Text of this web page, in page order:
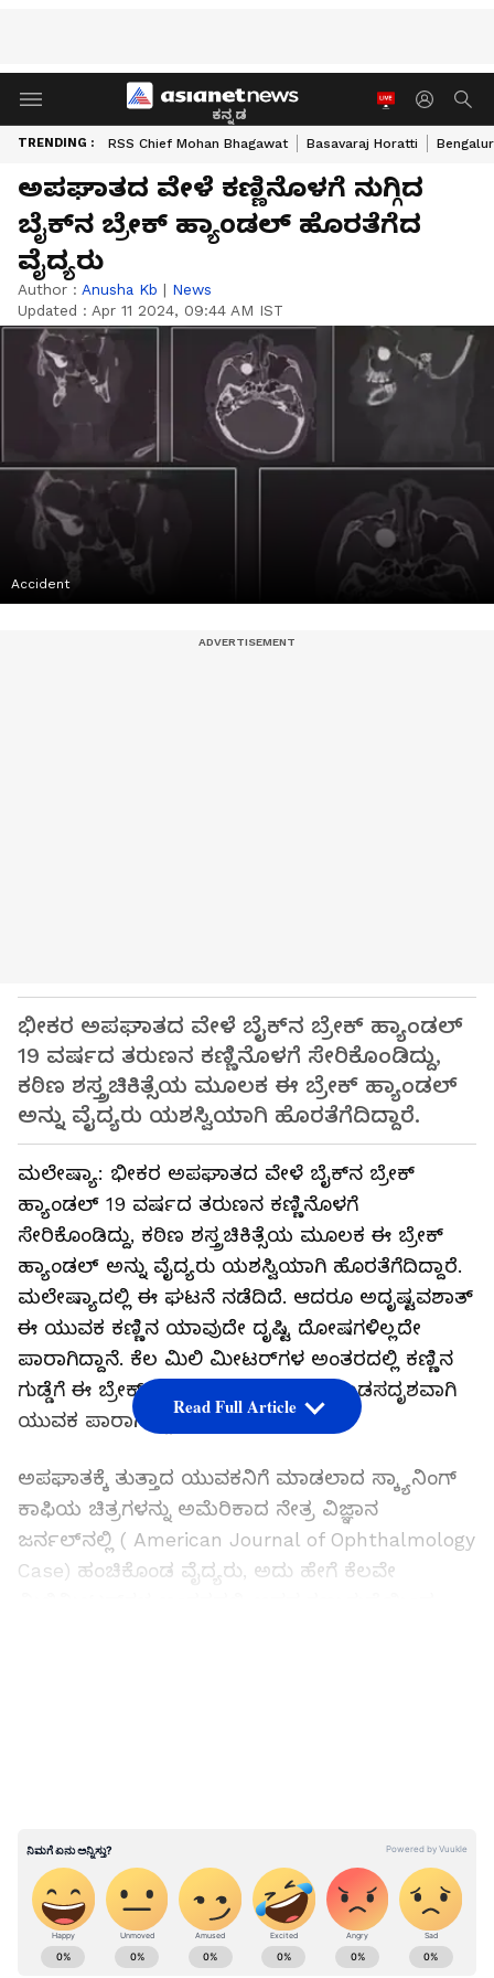
ಕನ್ನಡ
TRENDING : RSS Chief Mohan Bhagawat Basavaraj Horatti
ಅಪಘಾತದ ವೇಳೆ ಕಣ್ಣಿನೊಳಗೆ ನುಗ್ಗಿದ
ಬೈಕ್‌ನ ಬ್ರೇಕ್ ಹ್ಯಾಂಡಲ್ ಹೊರತೆಗೆದ
ವೈದ್ಯರು
Author : Anusha Kb | News
Updated : Apr 11 2024, 09:44 AM IST
Accident
ಭೀಕರ ಅಪಘಾತದ ವೇಳೆ ಬೈಕ್‌ನ ಬ್ರೇಕ್ ಹ್ಯಾಂಡಲ್‌
19 ವರ್ಷದ ತರುಣನ ಕಣ್ಣಿನೊಳಗೆ ಸೇರಿಕೊಂಡಿದ್ದು,
ಕಠಿಣ ಶಸ್ತ್ರಚಿಕಿತ್ಸೆಯ ಮೂಲಕ ಈ ಬ್ರೇಕ್ ಹ್ಯಾಂಡಲ್‌
ಅನ್ನು ವೈದ್ಯರು ಯಶಸ್ವಿಯಾಗಿ ಹೊರತೆಗೆದಿದ್ದಾರೆ.
ಮಲೇಷ್ಯಾ: ಭೀಕರ ಅಪಘಾತದ ವೇಳೆ ಬೈಕ್‌ನ ಬ್ರೇಕ್
ಹ್ಯಾಂಡಲ್‌ 19 ವರ್ಷದ ತರುಣನ ಕಣ್ಣಿನೊಳಗೆ
ಸೇರಿಕೊಂಡಿದ್ದು, ಕಠಿಣ ಶಸ್ತ್ರಚಿಕಿತ್ಸೆಯ ಮೂಲಕ ಈ ಬ್ರೇಕ್
ಹ್ಯಾಂಡಲ್‌ ಅನ್ನು ವೈದ್ಯರು ಯಶಸ್ವಿಯಾಗಿ ಹೊರತೆಗೆದಿದ್ದಾರೆ.
ಮಲೇಷ್ಯಾದಲ್ಲಿ ಈ ಘಟನೆ ನಡೆದಿದೆ. ಆದರೂ ಅದೃಷ್ಟವಶಾತ್
ಈ ಯುವಕ ಕಣ್ಣಿನ ಯಾವುದೇ ದೃಷ್ಟಿ ದೋಷಗಳಿಲ್ಲದೇ
ಪಾರಾಗಿದ್ದಾನೆ. ಕೆಲ ಮಿಲಿ ಮೀಟರ್‌ಗಳ ಅಂತರದಲ್ಲಿ ಕಣ್ಣಿನ
ಗುಡ್ಡೆಗೆ ಈ ಬ್ರೇಕ್ ಹ್ಯಾಂಡಲ್ ತಗುಲದೇ ಪವಾಡಸದೃಶವಾಗಿ
ಯುವಕ ಪಾರಾಗಿದ್ದಾನೆ.
ಅಪಘಾತಕ್ಕೆ ತುತ್ತಾದ ಯುವಕನಿಗೆ ಮಾಡಲಾದ ಸ್ಕ್ಯಾನಿಂಗ್
ಕಾಫಿಯ ಚಿತ್ರಗಳನ್ನು ಅಮೆರಿಕಾದ ನೇತ್ರ ವಿಜ್ಞಾನ
ಜರ್ನಲ್‌ನಲ್ಲಿ ( American Journal of Ophthalmology
Case) ಹಂಚಿಕೊಂಡ ವೈದ್ಯರು, ಅದು ಹೇಗೆ ಕೆಲವೇ
ಚಾಚಿಕೊಂಡಿತ್ತು, ಆದರೆ ಅದು ಕಣ್ಣುಗುಡ್ಡೆಯನ್ನು ತಲುಪಿರಲಿಲ್ಲ.
ಆದರೆ ಕಣ್ಣಿನ ರೆಟಿನಾಗೆ ಹಾನಿಯಾಗಿತ್ತು.
ಹೃದಯಕ್ಕೆ ಚುಚ್ಚಿದ್ದ 75 ಸೆಂಮೀ ಉದ್ದ ಕಬ್ಬಿಣದ ರಾಡ್
Read Full Article
ABOUT THE AUTHOR